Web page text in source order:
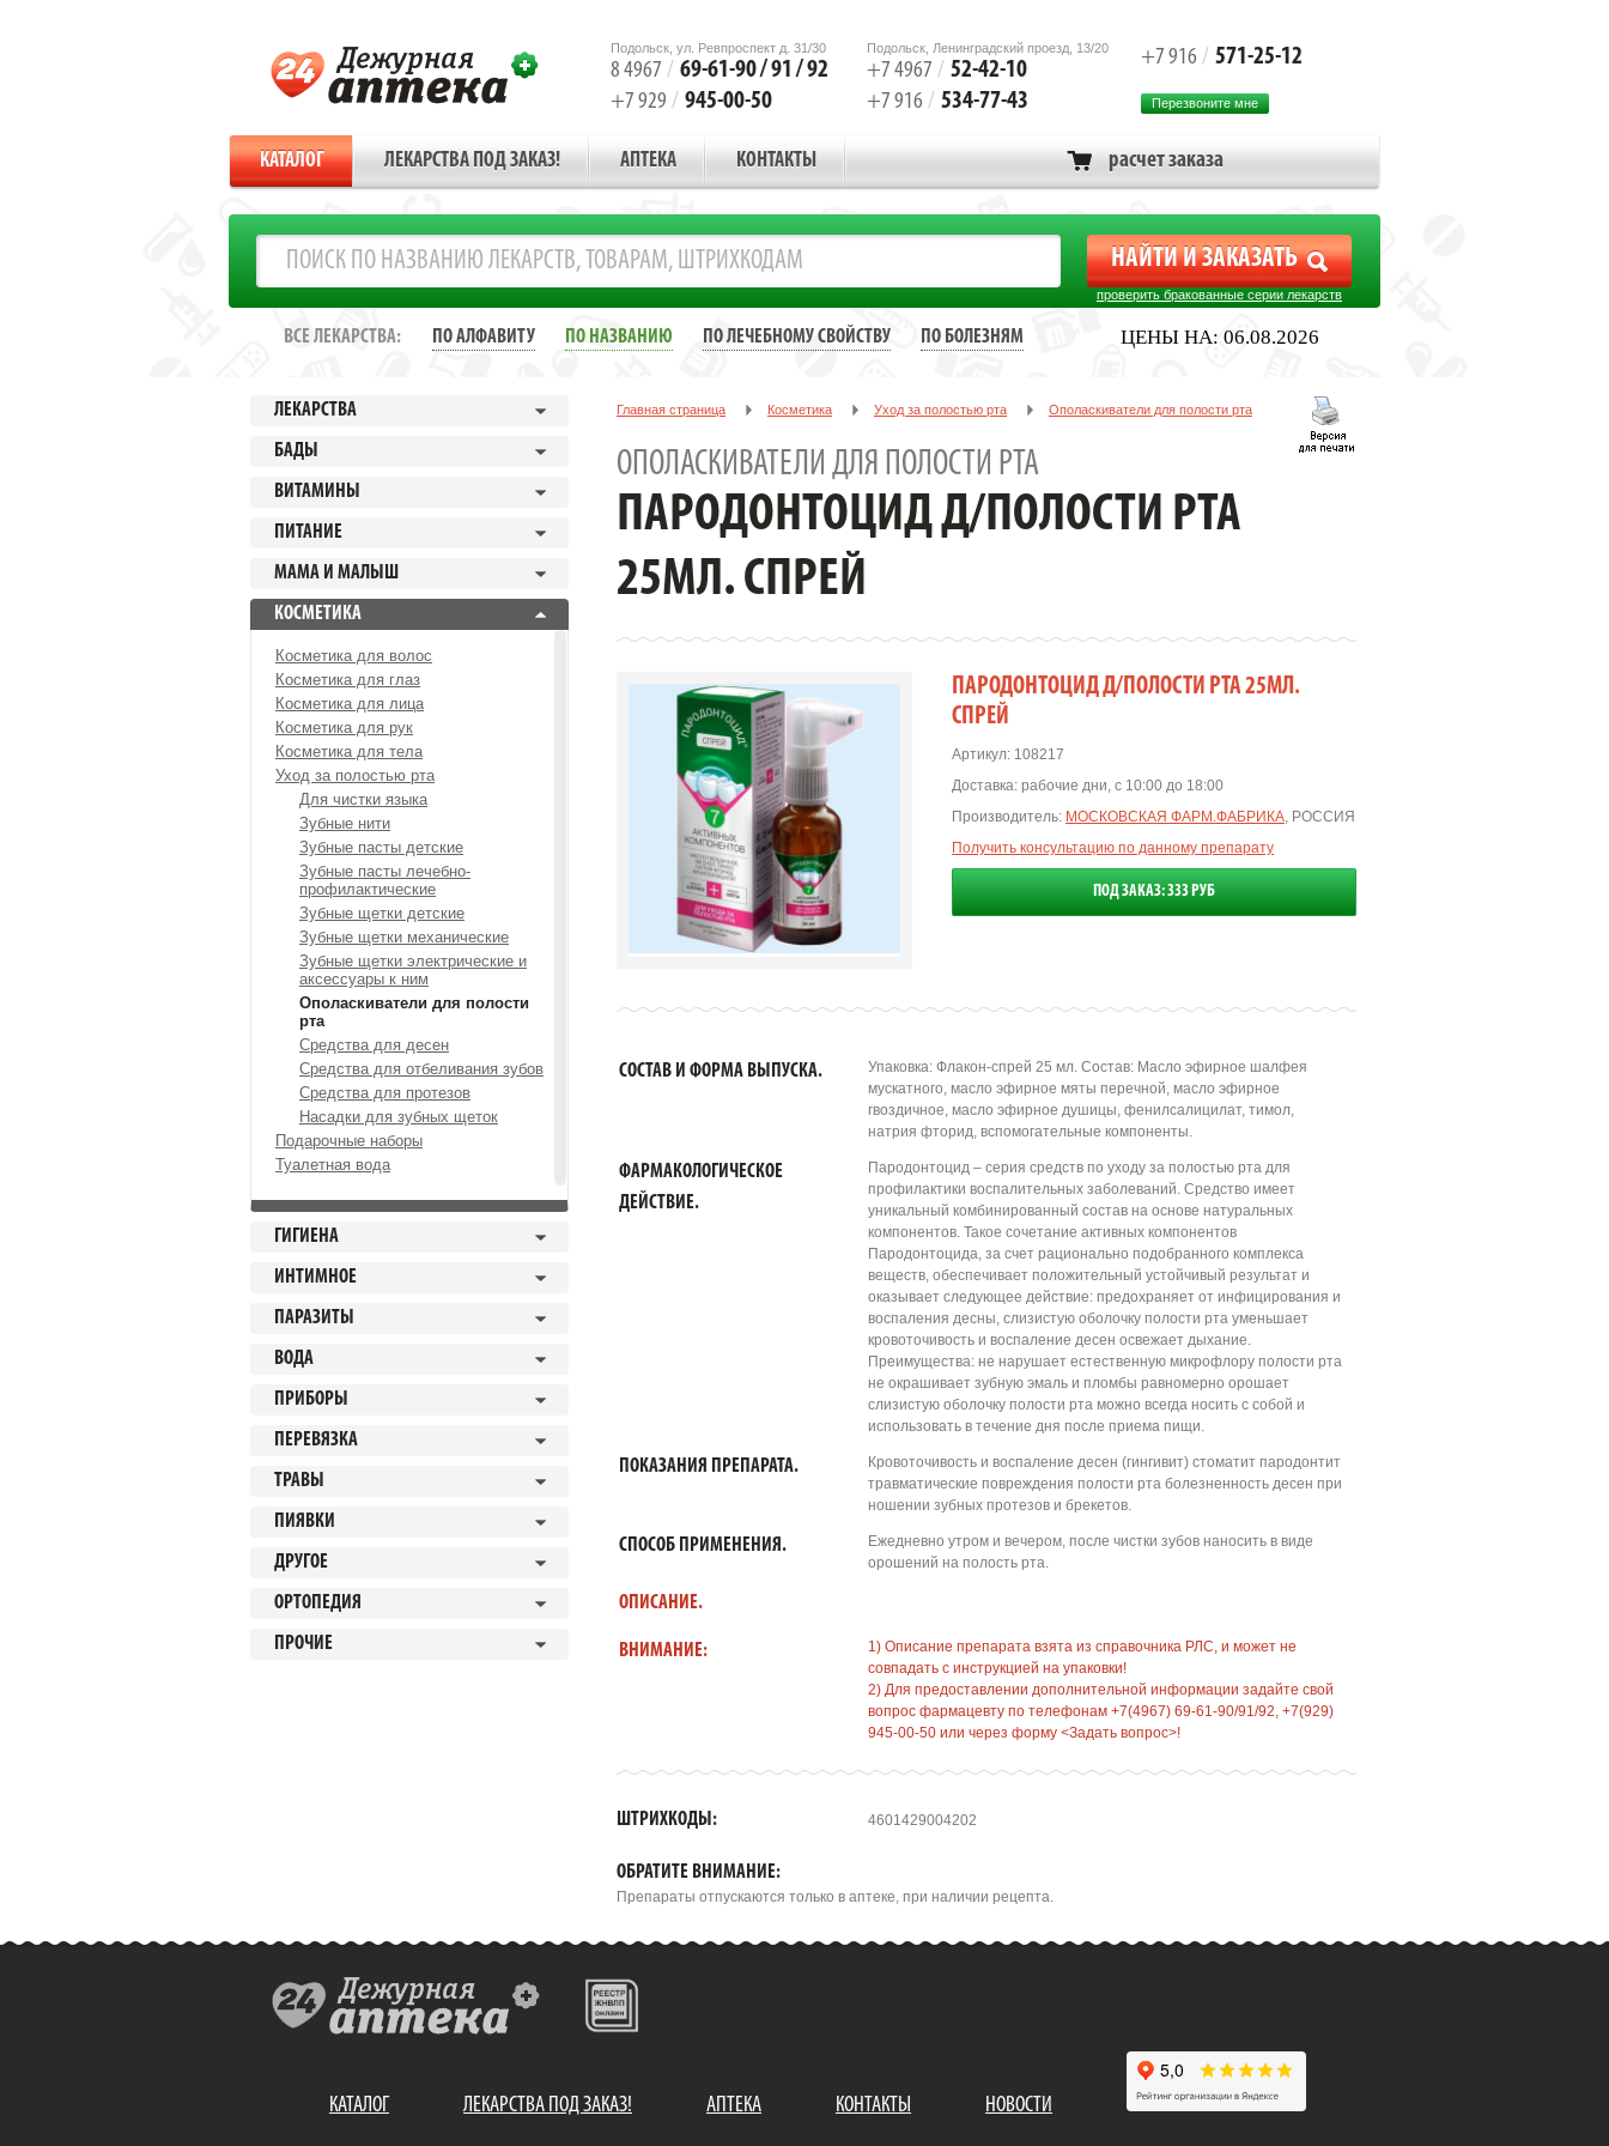
Подольск, ул. Ревпроспект д. 31/30
8 4967 / 69-61-90 / 91 / 92
+7 929 / 945-00-50
Подольск, Ленинградский проезд, 13/20
+7 4967 / 52-42-10
+7 916 / 534-77-43
+7 916 / 571-25-12
Перезвоните мне
КАТАЛОГ ЛЕКАРСТВА ПОД ЗАКАЗ! АПТЕКА КОНТАКТЫ расчет заказа
проверить бракованные серии лекарств
ЦЕНЫ НА: 06.08.2026
ВСЕ ЛЕКАРСТВА: ПО АЛФАВИТУ ПО НАЗВАНИЮ ПО ЛЕЧЕБНОМУ СВОЙСТВУ ПО БОЛЕЗНЯМ
ЛЕКАРСТВА
БАДЫ
ВИТАМИНЫ
ПИТАНИЕ
МАМА И МАЛЫШ
КОСМЕТИКА
Косметика для волос
Косметика для глаз
Косметика для лица
Косметика для рук
Косметика для тела
Уход за полостью рта
Для чистки языка
Зубные нити
Зубные пасты детские
Зубные пасты лечебно-
профилактические
Зубные щетки детские
Зубные щетки механические
Зубные щетки электрические и
аксессуары к ним
Ополаскиватели для полости
рта
Средства для десен
Средства для отбеливания зубов
Средства для протезов
Насадки для зубных щеток
Подарочные наборы
Туалетная вода
ГИГИЕНА
ИНТИМНОЕ
ПАРАЗИТЫ
ВОДА
ПРИБОРЫ
ПЕРЕВЯЗКА
ТРАВЫ
ПИЯВКИ
ДРУГОЕ
ОРТОПЕДИЯ
ПРОЧИЕ
Главная страница Косметика Уход за полостью рта Ополаскиватели для полости рта
ОПОЛАСКИВАТЕЛИ ДЛЯ ПОЛОСТИ РТА
ПАРОДОНТОЦИД Д/ПОЛОСТИ РТА
25МЛ. СПРЕЙ
ПАРОДОНТОЦИД Д/ПОЛОСТИ РТА 25МЛ.
СПРЕЙ
Артикул: 108217
Доставка: рабочие дни, с 10:00 до 18:00
Производитель: МОСКОВСКАЯ ФАРМ.ФАБРИКА, РОССИЯ
Получить консультацию по данному препарату
ПОД ЗАКАЗ: 333 РУБ
СОСТАВ И ФОРМА ВЫПУСКА.
Упаковка: Флакон-спрей 25 мл. Состав: Масло эфирное шалфея
мускатного, масло эфирное мяты перечной, масло эфирное
гвоздичное, масло эфирное душицы, фенилсалицилат, тимол,
натрия фторид, вспомогательные компоненты.
ФАРМАКОЛОГИЧЕСКОЕ
ДЕЙСТВИЕ.
Пародонтоцид – серия средств по уходу за полостью рта для
профилактики воспалительных заболеваний. Средство имеет
уникальный комбинированный состав на основе натуральных
компонентов. Такое сочетание активных компонентов
Пародонтоцида, за счет рационально подобранного комплекса
веществ, обеспечивает положительный устойчивый результат и
оказывает следующее действие: предохраняет от инфицирования и
воспаления десны, слизистую оболочку полости рта уменьшает
кровоточивость и воспаление десен освежает дыхание.
Преимущества: не нарушает естественную микрофлору полости рта
не окрашивает зубную эмаль и пломбы равномерно орошает
слизистую оболочку полости рта можно всегда носить с собой и
использовать в течение дня после приема пищи.
ПОКАЗАНИЯ ПРЕПАРАТА.
Кровоточивость и воспаление десен (гингивит) стоматит пародонтит
травматические повреждения полости рта болезненность десен при
ношении зубных протезов и брекетов.
СПОСОБ ПРИМЕНЕНИЯ.
Ежедневно утром и вечером, после чистки зубов наносить в виде
орошений на полость рта.
ОПИСАНИЕ.
ВНИМАНИЕ:
1) Описание препарата взята из справочника РЛС, и может не
совпадать с инструкцией на упаковки!
2) Для предоставлении дополнительной информации задайте свой
вопрос фармацевту по телефонам +7(4967) 69-61-90/91/92, +7(929)
945-00-50 или через форму <Задать вопрос>!
ШТРИХКОДЫ: 4601429004202
ОБРАТИТЕ ВНИМАНИЕ:
Препараты отпускаются только в аптеке, при наличии рецепта.
КАТАЛОГ ЛЕКАРСТВА ПОД ЗАКАЗ! АПТЕКА КОНТАКТЫ НОВОСТИ